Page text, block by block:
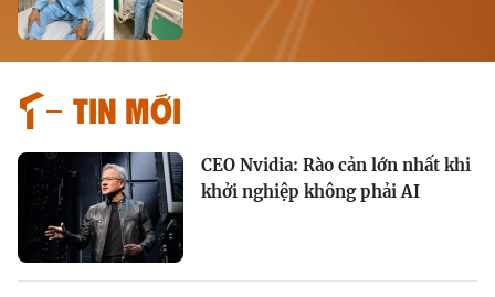
Tin mới
CEO Nvidia: Rào cản lớn nhất khi
khởi nghiệp không phải AI